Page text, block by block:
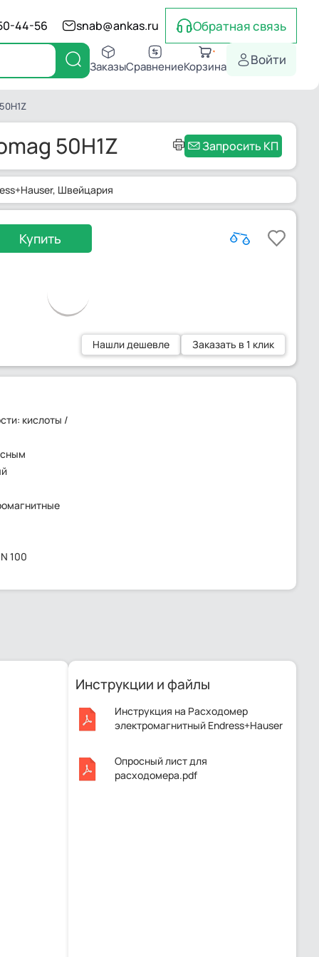
44-56 snab@ankas.ru Обратная связь
ЗаказыСравнениеКорзина Войти
50H1Z Запросить КП
, Швейцария
Купить
Нашли дешевле Заказать в 1 клик
кислоты /
100
Инструкции и файлы
Инструкция на Расходомер
электромагнитный Endress+Hauser
Опросный лист для
расходомера.pdf